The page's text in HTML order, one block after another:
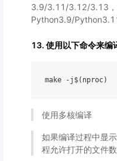
3.9/3.11/3.12/3.13，
Python3.9/
13. 使用以下命令来编
使用多核编译
如果编译过程中显
程允许打开的文件